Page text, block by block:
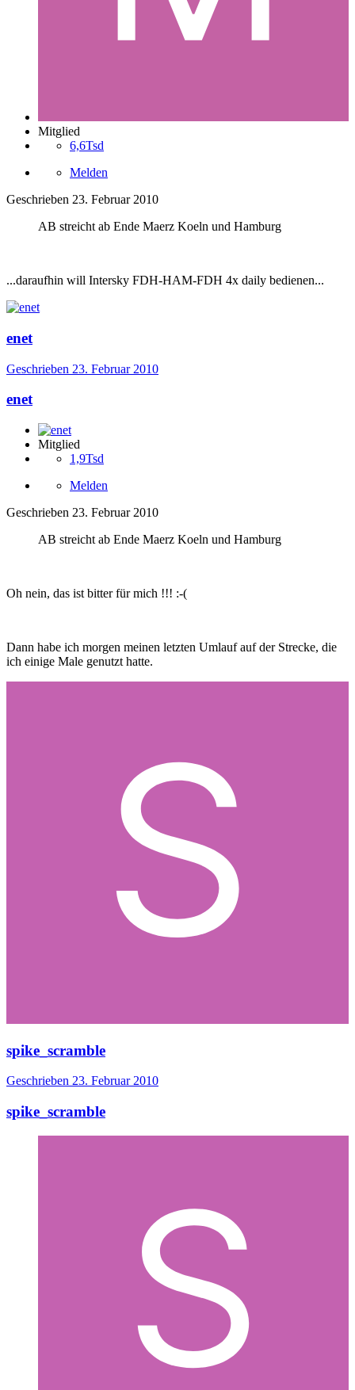
Mitglied
6,6Tsd
Melden
Geschrieben 23. Februar 2010
AB streicht ab Ende Maerz Koeln und Hamburg
...daraufhin will Intersky FDH-HAM-FDH 4x daily bedienen...
enet
Geschrieben 23. Februar 2010
enet
Mitglied
1,9Tsd
Melden
Geschrieben 23. Februar 2010
AB streicht ab Ende Maerz Koeln und Hamburg
Oh nein, das ist bitter für mich !!! :-(
Dann habe ich morgen meinen letzten Umlauf auf der Strecke, die
ich einige Male genutzt hatte.
spike_scramble
Geschrieben 23. Februar 2010
spike_scramble